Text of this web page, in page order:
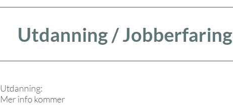
Utdanning / Jobberfaring
Utdanning:
Mer info kommer